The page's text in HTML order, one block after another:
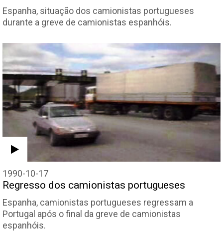
Espanha, situação dos camionistas portugueses
durante a greve de camionistas espanhóis.
1990-10-17
Regresso dos camionistas portugueses
Espanha, camionistas portugueses regressam a
Portugal após o final da greve de camionistas
espanhóis.